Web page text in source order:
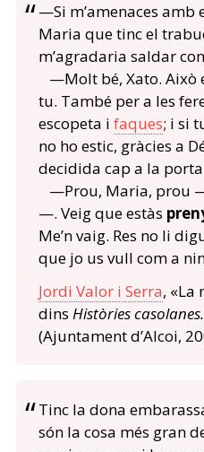
—Si m’amenaces amb
Maria que tinc el
m’agradaria saldar
—Molt bé, Xato. Això
tu. També per a les
escopeta i faques; i si
no ho estic, gràcies a
decidida cap a la
—Prou, Maria, prou
—. Veig que estàs
Me’n vaig. Res no li
que jo us vull com a
Jordi Valor i Serra, «La
dins Històries
(Ajuntament d’Alcoi,
Tinc la dona
són la cosa més gran